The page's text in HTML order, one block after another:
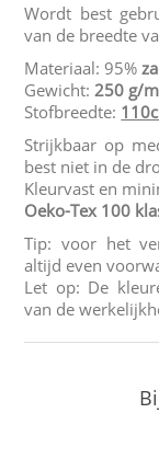
Wordt best
van de breedte
Materiaal: 95%
Gewicht: 250 g/
Stofbreedte:
Strijkbaar op
best niet in de
Kleurvast en
Oeko-Tex 100
Tip: voor het
altijd even
Let op: De
van de